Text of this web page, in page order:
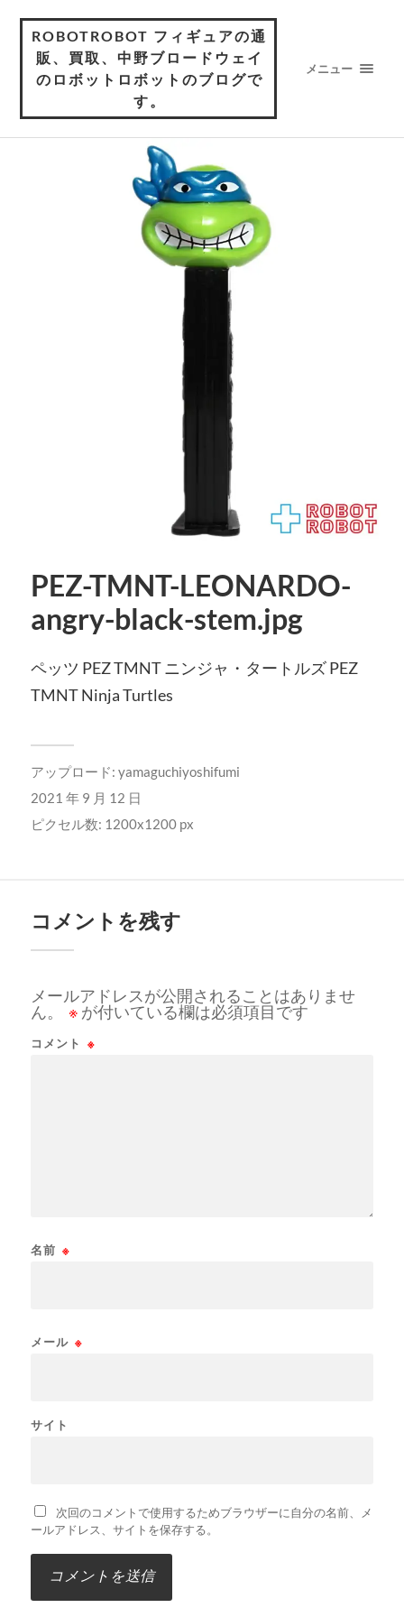
ROBOTROBOT フィギュアの通
販、買取、中野ブロードウェイ
のロボットロボットのブログで
す。
メニュー
PEZ-TMNT-LEONARDO-
angry-black-stem.jpg
ペッツ PEZ TMNT ニンジャ・タートルズ PEZ
TMNT Ninja Turtles
アップロード: yamaguchiyoshifumi
2021 年 9 月 12 日
ピクセル数: 1200x1200 px
コメントを残す
メールアドレスが公開されることはありませ
ん。
※ が付いている欄は必須項目です
コメント ※
名前 ※
メール ※
サイト
次回のコメントで使用するためブラウザーに自分の名前、メ
ールアドレス、サイトを保存する。